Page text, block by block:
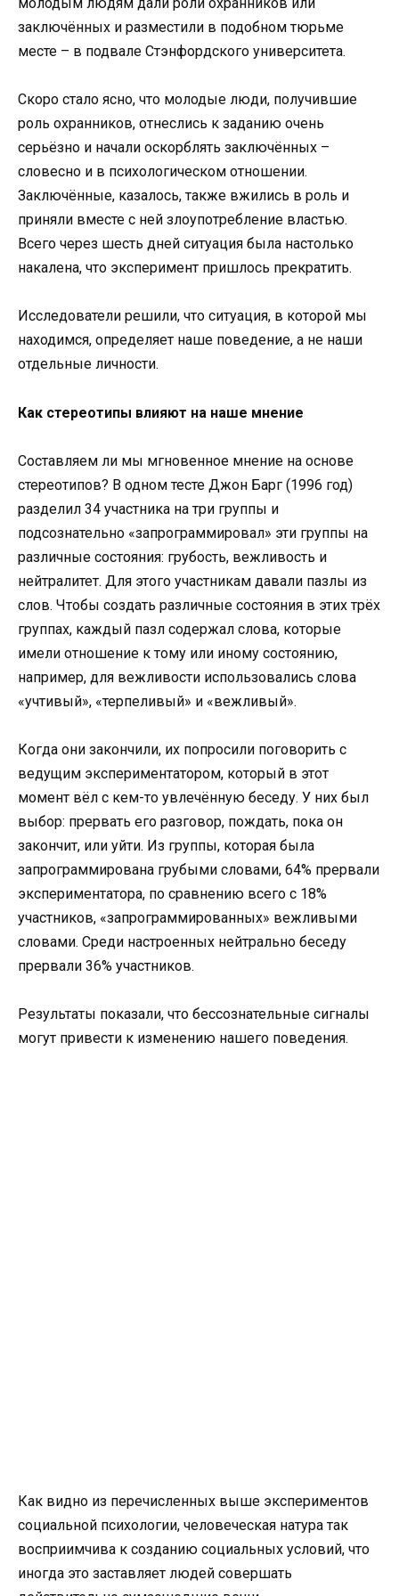
заключённых и разместили в подобном тюрьме
месте – в подвале Стэнфордского университета.
Скоро стало ясно, что молодые люди, получившие
роль охранников, отнеслись к заданию очень
серьёзно и начали оскорблять заключённых –
словесно и в психологическом отношении.
Заключённые, казалось, также вжились в роль и
приняли вместе с ней злоупотребление властью.
Всего через шесть дней ситуация была настолько
накалена, что эксперимент пришлось прекратить.
Исследователи решили, что ситуация, в которой мы
находимся, определяет наше поведение, а не наши
отдельные личности.
Как стереотипы влияют на наше мнение
Составляем ли мы мгновенное мнение на основе
стереотипов? В одном тесте Джон Барг (1996 год)
разделил 34 участника на три группы и
подсознательно «запрограммировал» эти группы на
различные состояния: грубость, вежливость и
нейтралитет. Для этого участникам давали пазлы из
слов. Чтобы создать различные состояния в этих трёх
группах, каждый пазл содержал слова, которые
имели отношение к тому или иному состоянию,
например, для вежливости использовались слова
«учтивый», «терпеливый» и «вежливый».
Когда они закончили, их попросили поговорить с
ведущим экспериментатором, который в этот
момент вёл с кем-то увлечённую беседу. У них был
выбор: прервать его разговор, пождать, пока он
закончит, или уйти. Из группы, которая была
запрограммирована грубыми словами, 64% прервали
экспериментатора, по сравнению всего с 18%
участников, «запрограммированных» вежливыми
словами. Среди настроенных нейтрально беседу
прервали 36% участников.
Результаты показали, что бессознательные сигналы
могут привести к изменению нашего поведения.
Как видно из перечисленных выше экспериментов
социальной психологии, человеческая натура так
восприимчива к созданию социальных условий, что
иногда это заставляет людей совершать